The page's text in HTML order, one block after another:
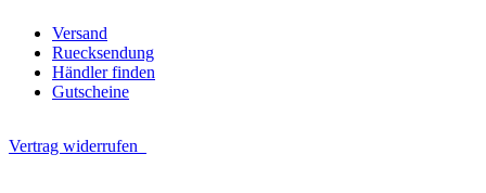
Versand
Ruecksendung
Händler finden
Gutscheine
Vertrag widerrufen